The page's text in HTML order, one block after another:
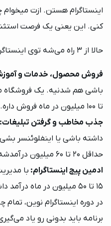
اینستاگرام هستن. ازت میخوام
کنی. این یعنی یک فرصت
حالا از 3 راه می‌شه توی اینستاگرام درآمد داشت:
فروش محصول، خدمات و
تا 100 میلیون در ماه فروش داره.
جذب مخاطب و گرفتن تبلیغات:
داشته باشی یا اینفلوئنسر
حداقل 20 تا 60 میلیون درآمدشه!
ادمین پیج اینستاگرام: با
15 تا 50 میلیون در ماه درآمد داشته باشی.
در دوره اینستاگرام نوین،
برنامه باید بدونی رو یاد